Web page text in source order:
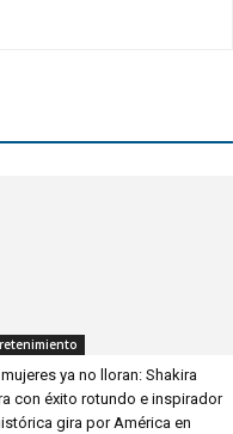
ya no lloran: Shakira
con éxito rotundo e inspirador
gira por América en